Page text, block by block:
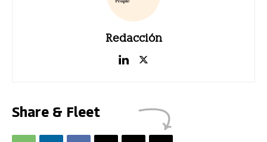
Redacción
Share & Fleet